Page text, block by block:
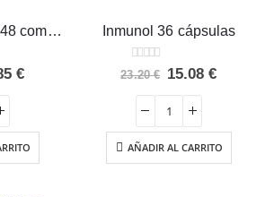
Inmuneo BB+ST 48 comprimidos
€.
€El
19.85 €.
Inmunol 36 cápsulas
0 out of 5
23.20€ El
original
era:
23.20 €.
15.08€El
15.08 €.
AÑADIR AL CARRITO